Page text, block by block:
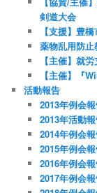
剣道大会
【支援】豊
薬物乱用防止
【主催】就
【主催】『
活動報告
2013年例会
2013年活動
2014年例会
2015年例会
2016年例会
2017年例会